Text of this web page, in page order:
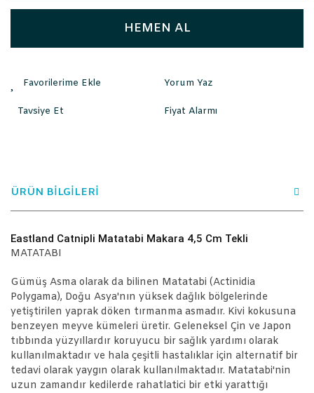
HEMEN AL
Yorum Yaz
Tavsiye Et Fiyat Alarmı
ÜRÜN BİLGİLERİ
Eastland Catnipli Matatabi Makara 4,5 Cm Tekli
MATATABI
Gümüş Asma olarak da bilinen Matatabi (Actinidia
Polygama), Doğu Asya'nın yüksek dağlık bölgelerinde
yetiştirilen yaprak döken tırmanma asmadır. Kivi kokusuna
benzeyen meyve kümeleri üretir. Geleneksel Çin ve Japon
tıbbında yüzyıllardır koruyucu bir sağlık yardımı olarak
kullanılmaktadır ve hala çeşitli hastalıklar için alternatif bir
tedavi olarak yaygın olarak kullanılmaktadır. Matatabi'nin
uzun zamandır kedilerde rahatlatici bir etki yarattığı